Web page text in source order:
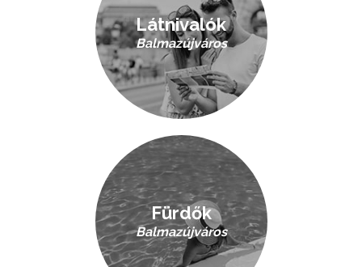
Látnivalók
Balmazújváros
Fürdők
Balmazújváros